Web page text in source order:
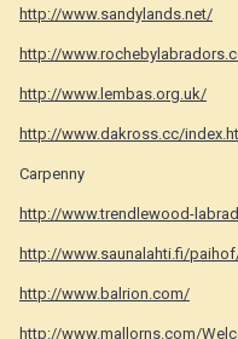
http://www.sandylands.net/
http://
http://www.lembas.org.uk/
http://www.dakross.cc/
Carpenny
http://www.trendlewood-
http://www.saunalahti.fi/
http://www.balrion.com/
http://www.mallorns.com/